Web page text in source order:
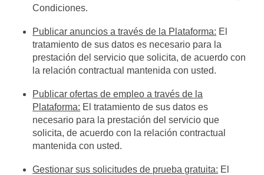
Condiciones.
Publicar anuncios a través de la Plataforma: El
tratamiento de sus datos es necesario para la
prestación del servicio que solicita, de acuerdo con
la relación contractual mantenida con usted.
Publicar ofertas de empleo a través de la
Plataforma: El tratamiento de sus datos es
necesario para la prestación del servicio que
solicita, de acuerdo con la relación contractual
mantenida con usted.
Gestionar sus solicitudes de prueba gratuita: El